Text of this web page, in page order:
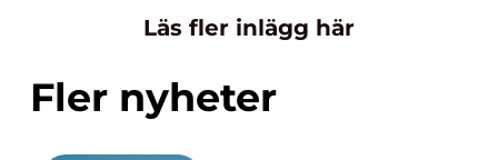
Läs fler inlägg här
Fler nyheter